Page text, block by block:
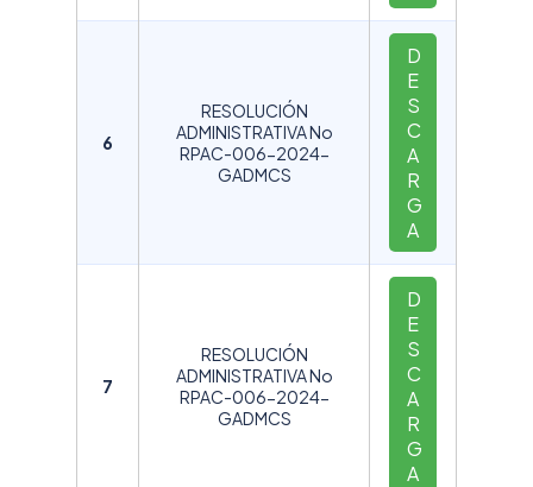
6
RESOLUCIÓN
ADMINISTRATIVA No
RPAC-006-2024-
GADMCS
D
E
S
C
A
R
G
A
7
RESOLUCIÓN
ADMINISTRATIVA No
RPAC-006-2024-
GADMCS
D
E
S
C
A
R
G
A